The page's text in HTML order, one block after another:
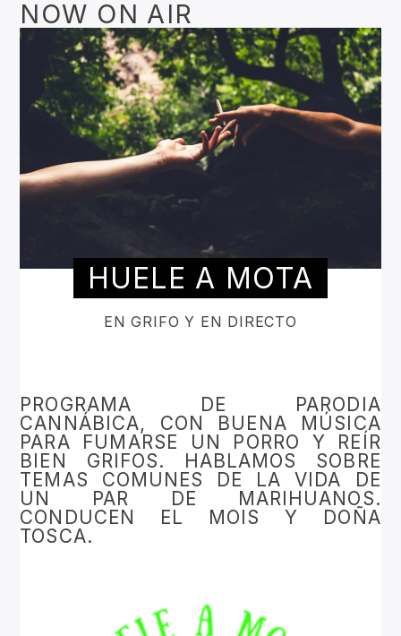
NOW ON AIR
HUELE A MOTA
EN GRIFO Y EN DIRECTO
PROGRAMA DE PARODIA
CANNÁBICA, CON BUENA MÚSICA
PARA FUMARSE UN PORRO Y REÍR
BIEN GRIFOS. HABLAMOS SOBRE
TEMAS COMUNES DE LA VIDA DE
UN PAR DE MARIHUANOS.
CONDUCEN EL MOIS Y DOÑA
TOSCA.